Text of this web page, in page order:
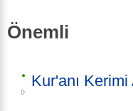
Önemli
Kur'anı